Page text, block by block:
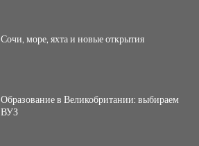
Сочи, море, яхта и новые открытия
Образование в Великобритании: выбираем
ВУЗ